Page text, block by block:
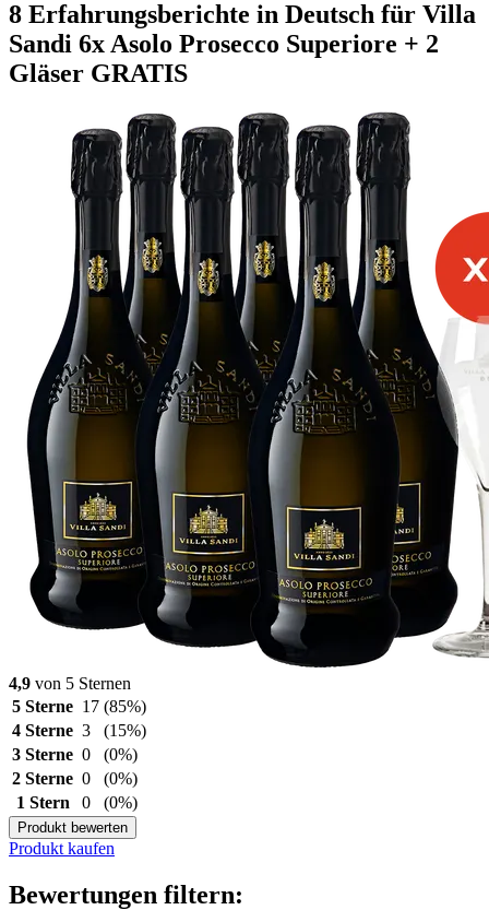
8 Erfahrungsberichte in Deutsch für Villa
Sandi 6x Asolo Prosecco Superiore + 2
Gläser GRATIS
4,9 von 5 Sternen
5 Sterne 17 (85%)
4 Sterne 3
(15%)
3 Sterne 0
(0%)
2 Sterne 0
(0%)
1 Stern
0 (0%)
Produkt bewerten
Produkt kaufen
Bewertungen filtern: